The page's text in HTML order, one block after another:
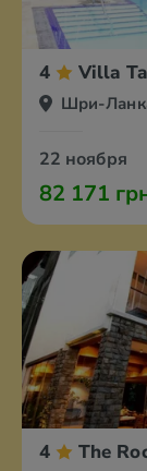
4 Villa
Шри-
22 ноября
82 171
4 The